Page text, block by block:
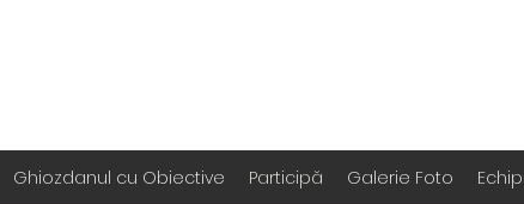
Ghiozdanul cu Obiective Participă Galerie Foto